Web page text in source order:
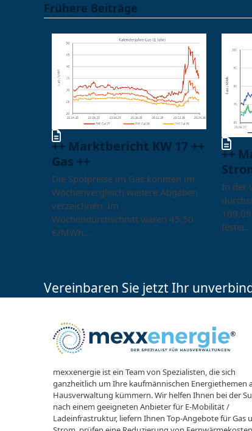
Frühere Beiträge
++ Marktbericht KW 17 ++
Gas ++
Die Spotpreise im Gas konnten im
Wochenvergleich weitere Abgaben
verzeichnen. Im
Wochendurchschnitt waren 45,50
€/MWh…
++
In der
fester…
Vereinbaren Sie jetzt Ihr
mexxenergie ist ein Team von Spezialisten, die sich
ganzheitlich um Ihre kaufmännischen Energiethemen
Hausverwaltung kümmern. Wir helfen Ihnen bei der
nach einem geeigneten Anbieter für E-Mobilität /
Ladeinfrastruktur, liefern Ihnen Top-Angebote für Gas